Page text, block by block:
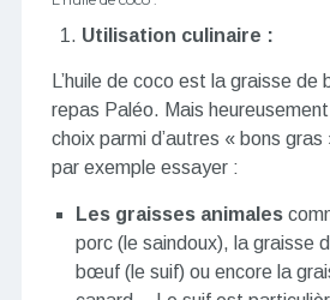
Utilisation culinaire :
L’huile de coco est la graisse de
repas Paléo. Mais
choix parmi d’autres « bons
par exemple essayer :
Les graisses animales
porc (le saindoux), la graisse
bœuf (le suif) ou encore la